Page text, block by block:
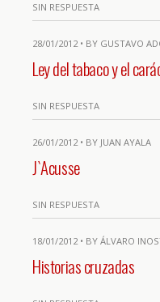
SIN RESPUESTA
28/01/2012 • BY GUSTAVO
Ley del tabaco y el
SIN RESPUESTA
26/01/2012 • BY JUAN AYALA
J`Acusse
SIN RESPUESTA
18/01/2012 • BY ÁLVARO
Historias cruzadas